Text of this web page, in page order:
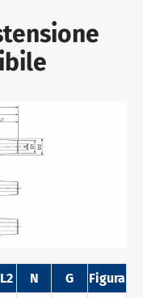
L2 N G
Figura